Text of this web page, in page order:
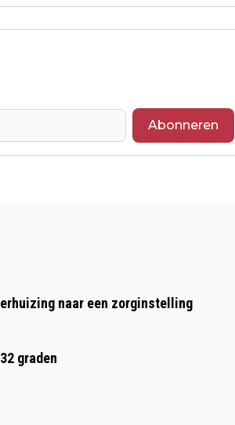
Abonneren
OMGEVING - 2 JANUARI
naar een zorginstelling
graden